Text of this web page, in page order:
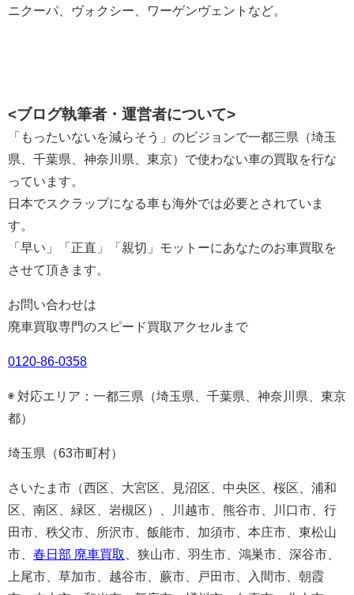
ニクーパ、ヴォクシー、ワーゲンヴェントなど。
<ブログ執筆者・運営者について>
「もったいないを減らそう」のビジョンで一都三県（埼玉
県、千葉県、神奈川県、東京）で使わない車の買取を行な
っています。
日本でスクラップになる車も海外では必要とされていま
す。
「早い」「正直」「親切」モットーにあなたのお車買取を
させて頂きます。
お問い合わせは
廃車買取専門のスピード買取アクセルまで
0120-86-0358
◉ 対応エリア：一都三県（埼玉県、千葉県、神奈川県、東京
都）
埼玉県（63市町村）
さいたま市（西区、大宮区、見沼区、中央区、桜区、浦和
区、南区、緑区、岩槻区）、川越市、熊谷市、川口市、行
田市、秩父市、所沢市、飯能市、加須市、本庄市、東松山
市、 春日部 廃車買取
、狭山市、羽生市、鴻巣市、深谷市、
上尾市、草加市、越谷市、蕨市、戸田市、入間市、朝霞